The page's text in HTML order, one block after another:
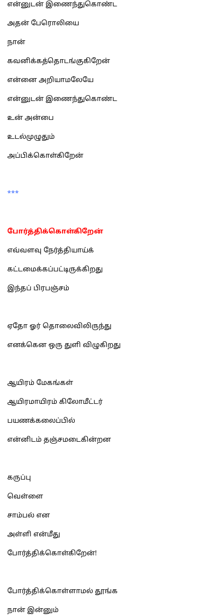
என்னுடன் இணைந்துகொண்ட
அதன் பேரொலியை
நான்
கவனிக்கத்தொடங்குகிறேன்
என்னை அறியாமலேயே
என்னுடன் இணைந்துகொண்ட
உன் அன்பை
உடல்முழுதும்
அப்பிக்கொள்கிறேன்
***
போர்த்திக்கொள்கிறேன்
எவ்வளவு நேர்த்தியாய்க்
கட்டமைக்கப்பட்டிருக்கிறது
இந்தப் பிரபஞ்சம்
ஏதோ ஓர் தொலைவிலிருந்து
எனக்கென ஒரு துளி விழுகிறது
ஆயிரம் மேகங்கள்
ஆயிரமாயிரம் கிலோமீட்டர்
பயணக்கலைப்பில்
என்னிடம் தஞ்சமடைகின்றன
கருப்பு
வெள்ளை
சாம்பல் என
அள்ளி என்மீது
போர்த்திக்கொள்கிறேன்!
போர்த்திக்கொள்ளாமல் தூங்க
நான் இன்னும்